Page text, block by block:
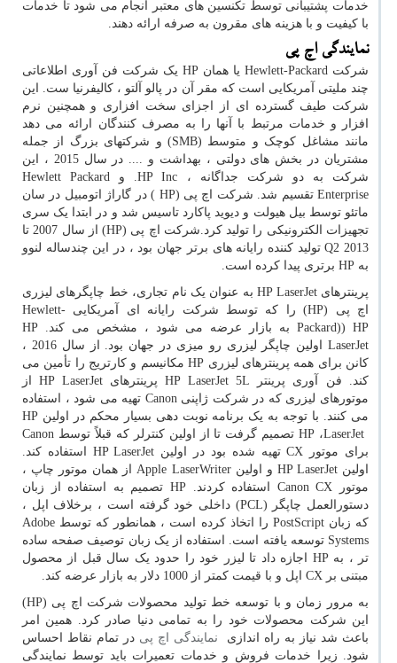
خدمات پشتیبانی توسط تکنسین های معتبر انجام می شود تا خدمات
با کیفیت و با هزینه های مقرون به صرفه ارائه دهند.
نمایندگی اچ پی
شرکت Hewlett-Packard یا همان HP یک شرکت فن آوری اطلاعاتی
چند ملیتی آمریکایی است که مقر آن در پالو آلتو ، کالیفرنیا ست. این
شرکت طیف گسترده ای از اجزای سخت افزاری و همچنین نرم
افزار و خدمات مرتبط با آنها را به مصرف کنندگان ارائه می دهد
مانند مشاغل کوچک و متوسط (SMB) و شرکتهای بزرگ از جمله
مشتریان در بخش های دولتی ، بهداشت و .... در سال 2015 ، این
شرکت به دو شرکت جداگانه ، HP Inc. و Hewlett Packard
Enterprise تقسیم شد. شرکت اچ پی (HP ) در گاراژ اتومبیل در سان
ماتئو توسط بیل هیولت و دیوید پاکارد تاسیس شد و در ابتدا یک سری
تجهیزات الکترونیکی را تولید کرد.شرکت اچ پی (HP)از سال 2007 تا
Q2 2013تولید کننده رایانه های برتر جهان بود ، در این چندساله لنوو
به HP برتری پیدا کرده است.
پرینترهایHP LaserJetبه عنوان یک نام تجاری، خط چاپگرهای لیزری
اچ پی HP)) را که توسط شرکت رایانه ای آمریکایی Hewlett-
Packard)) HP به بازار عرضه می شود ، مشخص می کند. HP
LaserJet
اولین چاپگر لیزری رو میزی در جهان بود. از سال 2016 ،
کانن برای همه پرینترهای لیزری HPمکانیسم و کارتریج را تأمین می
کند. فن آوری پرینتر HP LaserJet 5LپرینترهایHP LaserJetاز
موتورهای لیزری که در شرکت ژاپنیCanon تهیه می شود ، استفاده
می کنند. با توجه به یک برنامه نوبت دهی بسیار محکم در اولین HP
LaserJet، HPتصمیم گرفت تا از اولین کنترلر که قبلاً توسط Canon
برای موتور CXتهیه شده بود در اولین HP LaserJet استفاده کند.
اولینHP LaserJet و اولینApple LaserWriterاز همان موتور چاپ ،
موتور Canon CX استفاده کردند. HP تصمیم به استفاده از زبان
دستورالعمل چاپگر (PCL) داخلی خود گرفته است ، برخلاف اپل ،
که زبانPostScript را اتخاذ کرده است ، همانطور که توسط Adobe
Systems توسعه یافته است. استفاده از یک زبان توصیف صفحه ساده
تر ، بهHP اجازه داد تا لیزر خود را حدود یک سال قبل از محصول
مبتنی بر CX اپل و با قیمت کمتر از 1000 دلار به بازار عرضه کند.
به مرور زمان و با توسعه خط تولید محصولات شرکت اچ پی (HP
)
این شرکت محصولات خود را به تمامی دنیا صادر کرد. همین امر
باعث شد نیاز به راه اندازی نمایندگی اچ پی در تمام نقاط احساس
شود. زیرا خدمات فروش و خدمات تعمیرات باید توسط نمایندگی